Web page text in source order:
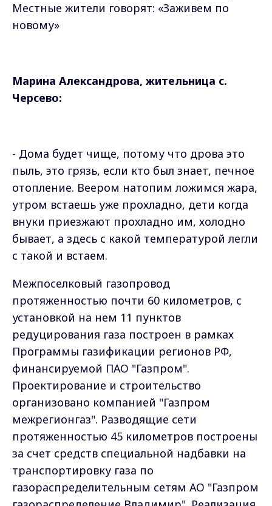
Местные жители говорят: «Заживем по
новому»
Марина Александрова, жительница с.
Черсево:
- Дома будет чище, потому что дрова это
пыль, это грязь, если кто был знает, печное
отопление. Веером натопим ложимся жара,
утром встаешь уже прохладно, дети когда
внуки приезжают прохладно им, холодно
бывает, а здесь с какой температурой легли
с такой и встаем.
Межпоселковый газопровод
протяженностью почти 60 километров, с
установкой на нем 11 пунктов
редуцирования газа построен в рамках
Программы газификации регионов РФ,
финансируемой ПАО "Газпром".
Проектирование и строительство
организовано компанией "Газпром
межрегионгаз". Разводящие сети
протяженностью 45 километров построены
за счет средств специальной надбавки на
транспортировку газа по
газораспределительным сетям АО "Газпром